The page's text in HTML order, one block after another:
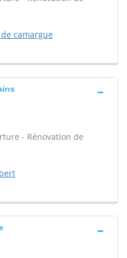
camargue
- Rénovation de